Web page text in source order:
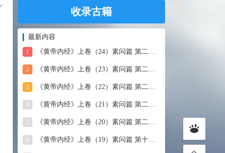
收录古籍
最新内容
1 《黄帝内经》上卷（24）素问篇 第二十四篇 血气形志篇第
2 《黄帝内经》上卷（23）素问篇 第二十三篇 宣明五气
3 《黄帝内经》上卷（22）素问篇 第二十二篇 藏气法时论
4 《黄帝内经》上卷（21）素问篇 第二十一篇 经脉别论
5 《黄帝内经》上卷（20）素问篇 第二十篇 三部九候论
6 《黄帝内经》上卷（19）素问篇 第十九篇 玉机真藏论